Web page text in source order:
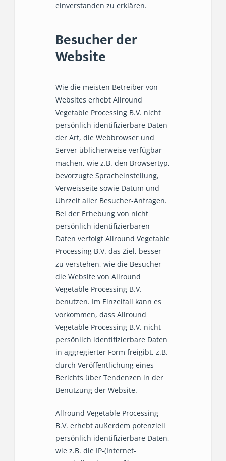
einverstanden zu erklären.
Besucher der
Website
Wie die meisten Betreiber von
Websites erhebt Allround
Vegetable Processing B.V. nicht
persönlich identifizierbare Daten
der Art, die Webbrowser und
Server üblicherweise verfügbar
machen, wie z.B. den Browsertyp,
bevorzugte Spracheinstellung,
Verweisseite sowie Datum und
Uhrzeit aller Besucher-Anfragen.
Bei der Erhebung von nicht
persönlich identifizierbaren
Daten verfolgt Allround Vegetable
Processing B.V. das Ziel, besser
zu verstehen, wie die Besucher
die Website von Allround
Vegetable Processing B.V.
benutzen. Im Einzelfall kann es
vorkommen, dass Allround
Vegetable Processing B.V. nicht
persönlich identifizierbare Daten
in aggregierter Form freigibt, z.B.
durch Veröffentlichung eines
Berichts über Tendenzen in der
Benutzung der Website.
Allround Vegetable Processing
B.V. erhebt außerdem potenziell
persönlich identifizierbare Daten,
wie z.B. die IP-(Internet-